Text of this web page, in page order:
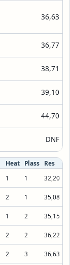
36,63
36,77
38,71
39,10
44,70
DNF
Heat Plass
Res
1 1 32,20
2 1 35,08
1 2 35,15
2 2 36,22
2 3 36,63